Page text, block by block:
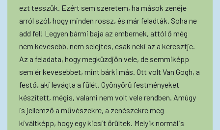
ezt tesszük. Ezért sem szeretem, ha mások zenéje
arról szól, hogy minden rossz, és már feladták. Soha ne
add fel! Legyen bármi baja az embernek, attól ő még
nem kevesebb, nem selejtes, csak neki az a keresztje.
Az a feladata, hogy megküzdjön vele, de semmiképp
sem ér kevesebbet, mint bárki más. Ott volt Van Gogh, a
festő, aki levágta a fülét. Gyönyörű festményeket
készített, mégis, valami nem volt vele rendben. Amúgy
is jellemző a művészekre, a zenészekre meg
kiváltképp, hogy egy kicsit őrültek. Melyik normális